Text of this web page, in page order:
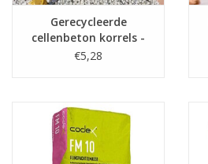
Gerecycleerde
cellenbeton korrels -
20L per zak
€5,28